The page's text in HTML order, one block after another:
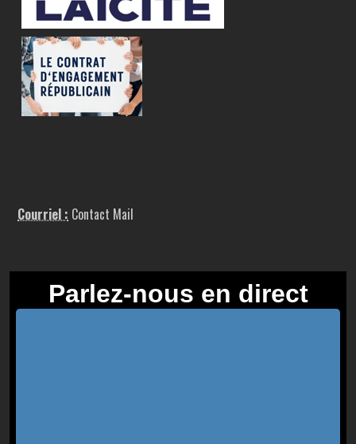
Courriel : Contact Mail